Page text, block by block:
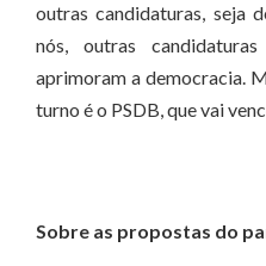
outras candidaturas, seja
nós, outras
aprimoram a democracia.
turno é o PSDB, que vai
Sobre as propostas do